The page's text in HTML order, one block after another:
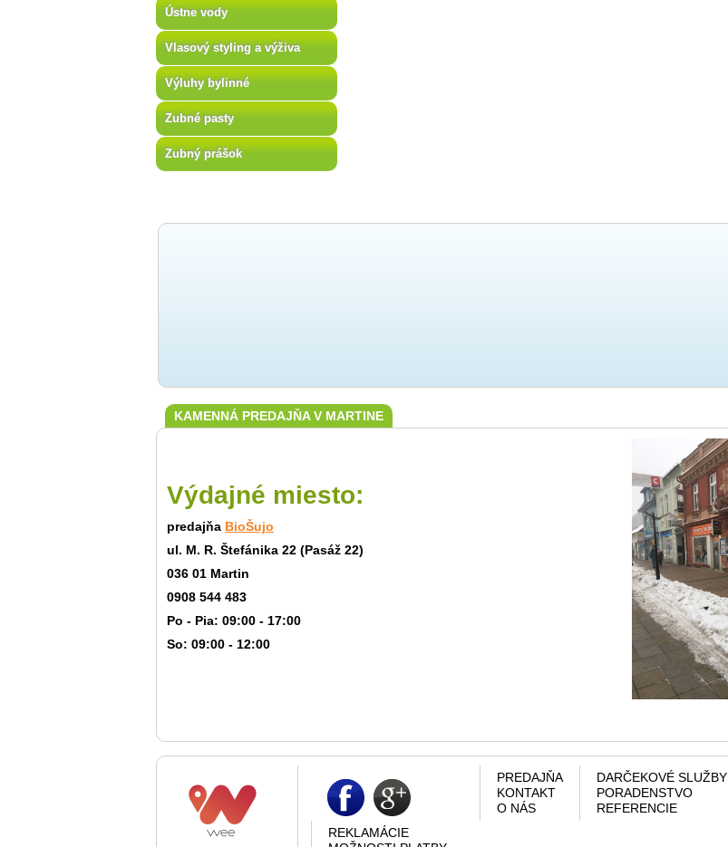
Ústne vody
Vlasový styling a výživa
Výluhy bylinné
Zubné pasty
Zubný prášok
KAMENNÁ PREDAJŇA V MARTINE
Výdajné miesto:
predajňa BioŠujo
ul. M. R. Štefánika 22 (Pasáž 22)
036 01 Martin
0908 544 483
Po - Pia: 09:00 - 17:00
So: 09:00 - 12:00
PREDAJŇA
KONTAKT
O NÁS
DARČEKOVÉ SLUŽBY
PORADENSTVO
REFERENCIE
REKLAMÁCIE